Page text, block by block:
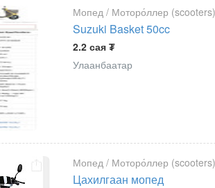
Мопед / Моторо́ллер (scooters)
Suzuki Basket 50cc
2.2 сая ₮
Улаанбаатар
Мопед / Моторо́ллер (scooters)
Цахилгаан мопед